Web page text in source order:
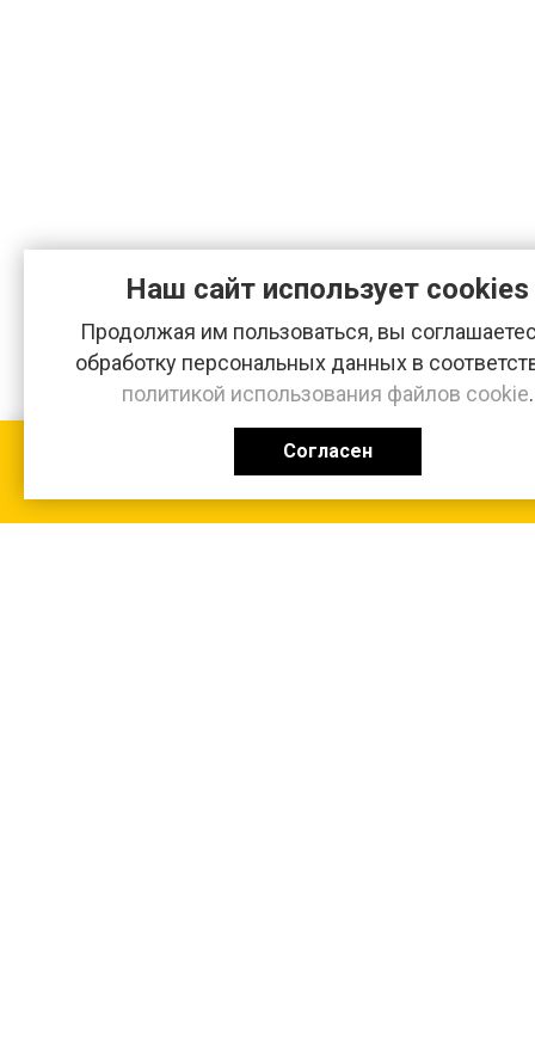
Наш сайт использует cookies
Продолжая им пользоваться, вы
обработку персональных данных в
политикой использования файлов cookie.
Согласен